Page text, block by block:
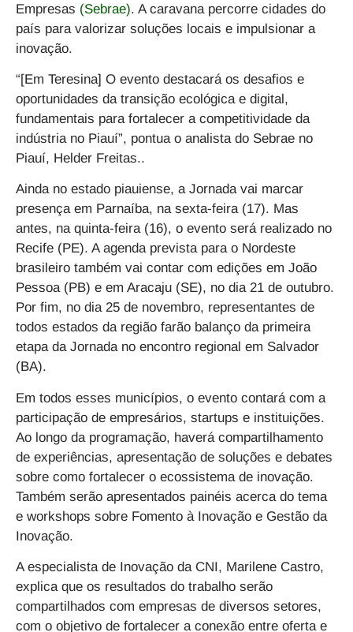
Empresas (Sebrae). A caravana percorre cidades do
país para valorizar soluções locais e impulsionar a
inovação.
“[Em Teresina] O evento destacará os desafios e
oportunidades da transição ecológica e digital,
fundamentais para fortalecer a competitividade da
indústria no Piauí”, pontua o analista do Sebrae no
Piauí, Helder Freitas..
Ainda no estado piauiense, a Jornada vai marcar
presença em Parnaíba, na sexta-feira (17). Mas
antes, na quinta-feira (16), o evento será realizado no
Recife (PE). A agenda prevista para o Nordeste
brasileiro também vai contar com edições em João
Pessoa (PB) e em Aracaju (SE), no dia 21 de outubro.
Por fim, no dia 25 de novembro, representantes de
todos estados da região farão balanço da primeira
etapa da Jornada no encontro regional em Salvador
(BA).
Em todos esses municípios, o evento contará com a
participação de empresários, startups e instituições.
Ao longo da programação, haverá compartilhamento
de experiências, apresentação de soluções e debates
sobre como fortalecer o ecossistema de inovação.
Também serão apresentados painéis acerca do tema
e workshops sobre Fomento à Inovação e Gestão da
Inovação.
A especialista de Inovação da CNI, Marilene Castro,
explica que os resultados do trabalho serão
compartilhados com empresas de diversos setores,
com o objetivo de fortalecer a conexão entre oferta e